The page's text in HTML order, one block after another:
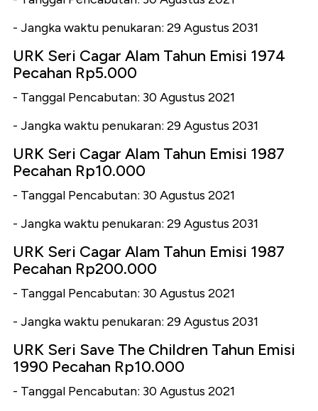
- Jangka waktu penukaran: 29 Agustus 2031
URK Seri Cagar Alam Tahun Emisi 1974
Pecahan Rp5.000
- Tanggal Pencabutan: 30 Agustus 2021
- Jangka waktu penukaran: 29 Agustus 2031
URK Seri Cagar Alam Tahun Emisi 1987
Pecahan Rp10.000
- Tanggal Pencabutan: 30 Agustus 2021
- Jangka waktu penukaran: 29 Agustus 2031
URK Seri Cagar Alam Tahun Emisi 1987
Pecahan Rp200.000
- Tanggal Pencabutan: 30 Agustus 2021
- Jangka waktu penukaran: 29 Agustus 2031
URK Seri Save The Children Tahun Emisi
1990 Pecahan Rp10.000
- Tanggal Pencabutan: 30 Agustus 2021